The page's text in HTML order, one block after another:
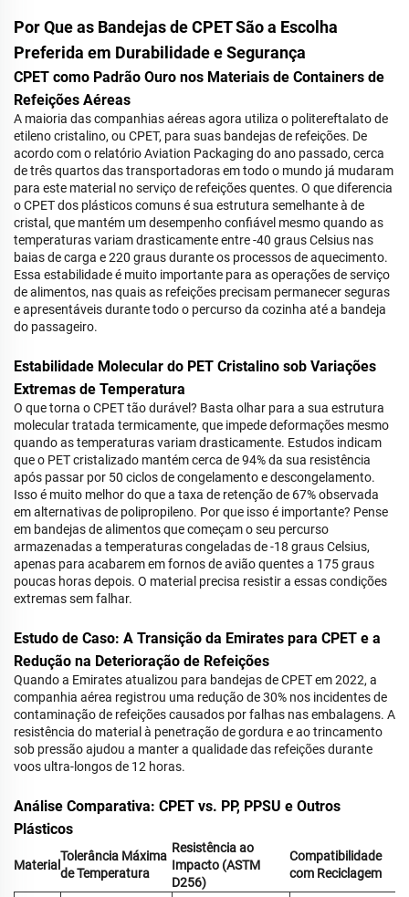
Por Que as Bandejas de CPET São a Escolha
Preferida em Durabilidade e Segurança
CPET como Padrão Ouro nos Materiais de Containers de
Refeições Aéreas
A maioria das companhias aéreas agora utiliza o politereftalato de
etileno cristalino, ou CPET, para suas bandejas de refeições. De
acordo com o relatório Aviation Packaging do ano passado, cerca
de três quartos das transportadoras em todo o mundo já mudaram
para este material no serviço de refeições quentes. O que diferencia
o CPET dos plásticos comuns é sua estrutura semelhante à de
cristal, que mantém um desempenho confiável mesmo quando as
temperaturas variam drasticamente entre -40 graus Celsius nas
baias de carga e 220 graus durante os processos de aquecimento.
Essa estabilidade é muito importante para as operações de serviço
de alimentos, nas quais as refeições precisam permanecer seguras
e apresentáveis durante todo o percurso da cozinha até a bandeja
do passageiro.
Estabilidade Molecular do PET Cristalino sob Variações
Extremas de Temperatura
O que torna o CPET tão durável? Basta olhar para a sua estrutura
molecular tratada termicamente, que impede deformações mesmo
quando as temperaturas variam drasticamente. Estudos indicam
que o PET cristalizado mantém cerca de 94% da sua resistência
após passar por 50 ciclos de congelamento e descongelamento.
Isso é muito melhor do que a taxa de retenção de 67% observada
em alternativas de polipropileno. Por que isso é importante? Pense
em bandejas de alimentos que começam o seu percurso
armazenadas a temperaturas congeladas de -18 graus Celsius,
apenas para acabarem em fornos de avião quentes a 175 graus
poucas horas depois. O material precisa resistir a essas condições
extremas sem falhar.
Estudo de Caso: A Transição da Emirates para CPET e a
Redução na Deterioração de Refeições
Quando a Emirates atualizou para bandejas de CPET em 2022, a
companhia aérea registrou uma redução de 30% nos incidentes de
contaminação de refeições causados por falhas nas embalagens. A
resistência do material à penetração de gordura e ao trincamento
sob pressão ajudou a manter a qualidade das refeições durante
voos ultra-longos de 12 horas.
Análise Comparativa: CPET vs. PP, PPSU e Outros
Plásticos
Material
Tolerância Máxima
de Temperatura
Resistência ao
Impacto (ASTM
D256)
Compatibilidade
com Reciclagem